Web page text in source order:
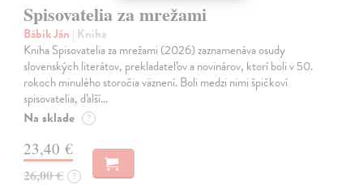
Spisovatelia za mrežami
Bábik Ján | Kniha
Kniha Spisovatelia za mrežami (2026) zaznamenáva osudy
slovenských literátov, prekladateľov a novinárov, ktorí boli v 50.
rokoch minulého storočia väznení. Boli medzi nimi špičkoví
spisovatelia, ďalší…
Na sklade ?
23,40 €
26,00 € ?